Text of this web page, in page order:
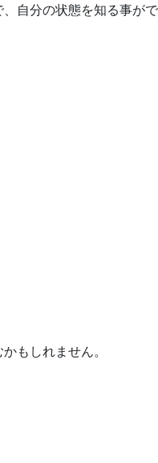
自分の状態を知る事が
もしれません。